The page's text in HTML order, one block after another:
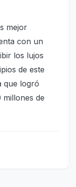
mejor
con un
los lujos
de este
que logró
millones de